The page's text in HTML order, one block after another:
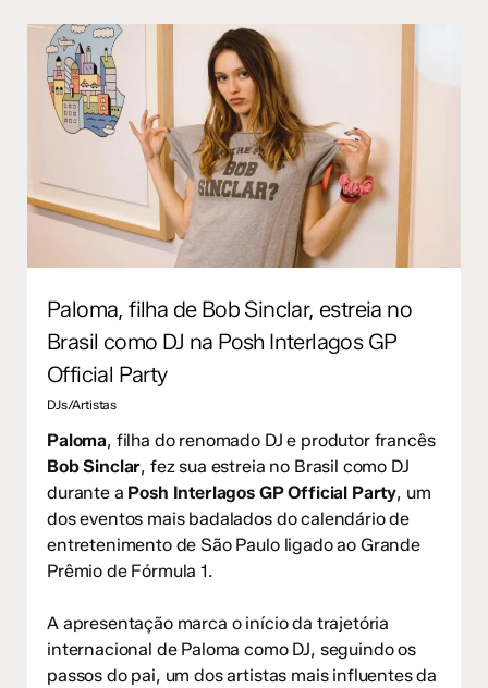
Paloma, filha de Bob Sinclar, estreia no
Brasil como DJ na Posh Interlagos GP
Official Party
DJs/Artistas
Paloma, filha do renomado DJ e produtor francês
Bob Sinclar, fez sua estreia no Brasil como DJ
durante a Posh Interlagos GP Official Party, um
dos eventos mais badalados do calendário de
entretenimento de São Paulo ligado ao Grande
Prêmio de Fórmula 1.
A apresentação marca o início da trajetória
internacional de Paloma como DJ, seguindo os
passos do pai, um dos artistas mais influentes da